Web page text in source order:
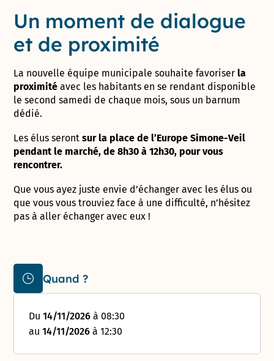
Quand ?
Du14/11/2026 à 08:30
au14/11/2026 à 12:30
Un moment de dialogue
et de proximité
La nouvelle équipe municipale souhaite favoriserla
proximité avec les habitants en se rendant disponible
le second samedi de chaque mois, sous un barnum
dédié.
Les élus serontsur la place de l’Europe Simone-Veil
pendant le marché, de 8h30 à 12h30, pour vous
rencontrer.
Que vous ayez juste envie d’échanger avec les élus ou
que vous vous trouviez face à une difficulté, n’hésitez
pas à aller échanger avec eux !